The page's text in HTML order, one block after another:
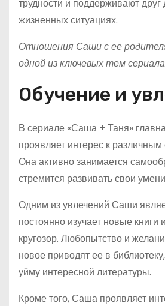
трудности и поддерживают друг
жизненных ситуациях.
Отношения Саши с ее
одной из ключевых тем
Обучение и
В сериале «Саша + Таня»
проявляет интерес к
Она активно занимается
стремится развивать свои
Одним из увлечений Саши
постоянно изучает новые книги
кругозор. Любопытство и
новое приводят ее в
уйму интересной литературы.
Кроме того, Саша проявляет